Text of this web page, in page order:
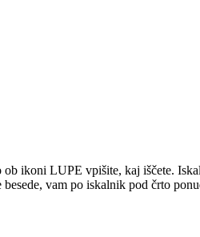
ikoni LUPE vpišite, kaj iščete.
vam po iskalnik pod črto